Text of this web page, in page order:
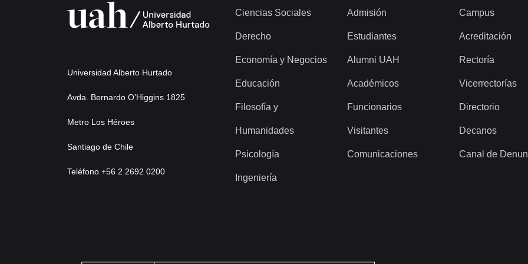
Universidad Alberto Hurtado
Avda. Bernardo O’Higgins 1825
Metro Los Héroes
Santiago de Chile
Teléfono +56 2 2692 0200
Ciencias Sociales
Derecho
Economía y Negocios
Educación
Filosofía y
Humanidades
Psicología
Ingeniería
Admisión
Estudiantes
Alumni UAH
Académicos
Funcionarios
Visitantes
Comunicaciones
Campus
Acreditación
Rectoría
Vicerrectorías
Directorio
Decanos
Canal de